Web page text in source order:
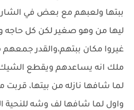
ببتها ولعبهم مع بعض في
ليها من وهو صغير لكن كل حاجه
غيروا مكان ببتهم،والقدر جمعهم
ملك انه يساعدهم ويقطع
لما شافها نازله من بيتها،
واول لما شافها لف وشه للنحية